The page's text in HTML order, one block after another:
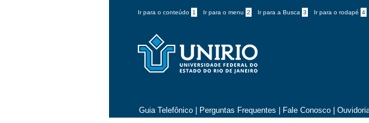
Ir para o conteúdo 1 Ir para o menu 2 Ir para a Busca 3 Ir para o rodapé 4
Guia Telefônico Perguntas Frequentes Fale Conosco